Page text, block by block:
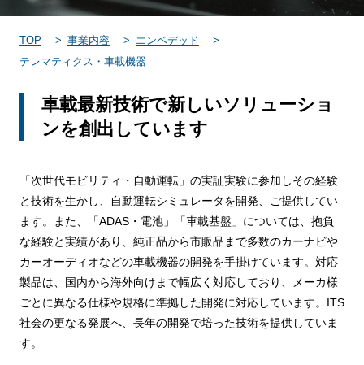
TOP 事業内容
エンベデッド
テレマティクス・車載機器
車載最新技術で新しいソリューショ
ンを創出しています
「次世代モビリティ・自動運転」の実証実験に参加しその経験
と技術を生かし、自動運転シミュレータを開発、ご提供してい
ます。また、「ADAS・電池」「車載基盤」については、抱負
な経験と実績があり、純正品から市販品まで多数のカーナビや
カーオーディオなどの車載機器の開発を手掛けています。対応
製品は、国内から海外向けまで幅広く対応しており、メーカ様
ごとに異なる仕様や規格に準拠した開発に対応しています。ITS
社会の更なる発展へ、長年の開発で培った技術を提供していま
す。